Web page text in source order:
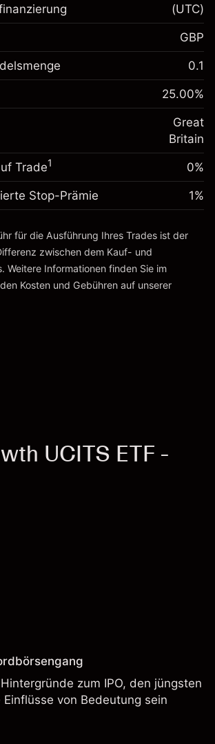
Ihre Investition
£1,000.00
der
aus fremdfinanzierten
-0.021271
mit Hebelwirkung ~
£4,000.00
Hebelwirkung ~£3,000.00
Ihre Investition
£1,000.00
aus fremdfinanzierten
-0.000647
(-£0.03)
mit Hebelwirkung ~
£4,000.00
Hebelwirkung ~£3,000.00
(UTC)
GBP
0.1
25.00%
Great
Britain
Trade1 0%
Stop-Prämie
Gebühren
1%
für die Ausführung Ihres Trades ist der
zwischen dem Kauf- und
Weitere Informationen finden Sie im
Kosten und Gebühren auf unserer
UCITS ETF -
zum IPO, den jüngsten
von Bedeutung sein